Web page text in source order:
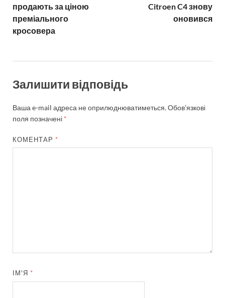
продають за ціною
преміального
кросовера
Citroen C4 знову
оновився
Залишити відповідь
Ваша e-mail адреса не оприлюднюватиметься.Обов’язкові
поля позначені *
КОМЕНТАР *
ІМ'Я *